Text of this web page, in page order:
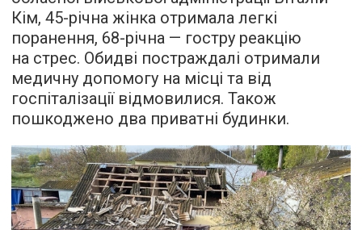
Кім, 45-річна жінка отримала легкі
поранення, 68-річна — гостру реакцію
на стрес. Обидві постраждалі отримали
медичну допомогу на місці та від
госпіталізації відмовилися. Також
пошкоджено два приватні будинки.